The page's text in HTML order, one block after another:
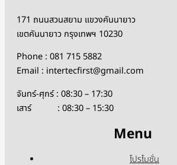
171 ถนนสวนสยาม แขวงคันนายาว
เขตคันนายาว กรุงเทพฯ 10230
Phone : 081 715 5882
Email : intertecfirst@gmail.com
จันทร์-ศุกร์ : 08:30 – 17:30
เสาร์ : 08:30 – 15:30
Menu
โปรโมชั่น